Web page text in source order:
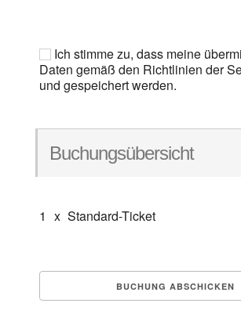
Ich stimme zu, dass meine
Daten gemäß den Richtlinien der
und gespeichert werden.
Buchungsübersicht
1 x Standard-Ticket